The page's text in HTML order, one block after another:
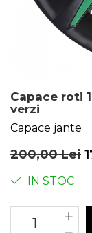
Capace roti
verzi
Capace jante
200,00 Lei
IN STOC